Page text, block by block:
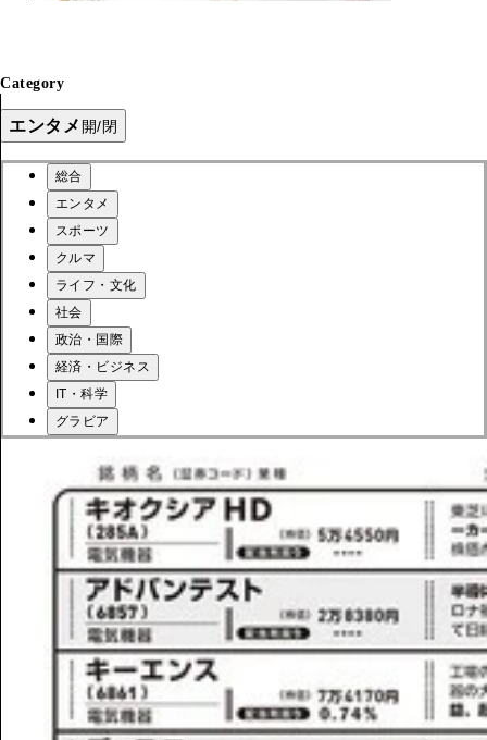
Category
エンタメ 開/閉
総合
エンタメ
スポーツ
クルマ
ライフ・文化
社会
政治・国際
経済・ビジネス
IT・科学
グラビア